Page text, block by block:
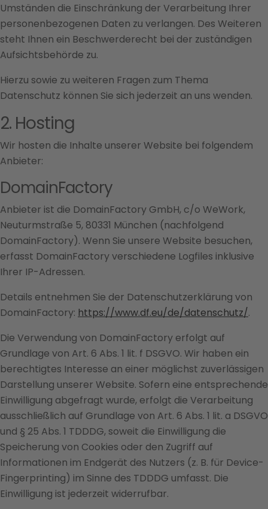
Umständen die Einschränkung der Verarbeitung Ihrer
personenbezogenen Daten zu verlangen. Des Weiteren
steht Ihnen ein Beschwerderecht bei der zuständigen
Aufsichtsbehörde zu.
Hierzu sowie zu weiteren Fragen zum Thema
Datenschutz können Sie sich jederzeit an uns wenden.
2. Hosting
Wir hosten die Inhalte unserer Website bei folgendem
Anbieter:
DomainFactory
Anbieter ist die DomainFactory GmbH, c/o WeWork,
Neuturmstraße 5, 80331 München (nachfolgend
DomainFactory). Wenn Sie unsere Website besuchen,
erfasst DomainFactory verschiedene Logfiles inklusive
Ihrer IP-Adressen.
Details entnehmen Sie der Datenschutzerklärung von
DomainFactory: https://www.df.eu/de/datenschutz/.
Die Verwendung von DomainFactory erfolgt auf
Grundlage von Art. 6 Abs. 1 lit. f DSGVO. Wir haben ein
berechtigtes Interesse an einer möglichst zuverlässigen
Darstellung unserer Website. Sofern eine entsprechende
Einwilligung abgefragt wurde, erfolgt die Verarbeitung
ausschließlich auf Grundlage von Art. 6 Abs. 1 lit. a DSGVO
und § 25 Abs. 1 TDDDG, soweit die Einwilligung die
Speicherung von Cookies oder den Zugriff auf
Informationen im Endgerät des Nutzers (z. B. für Device-
Fingerprinting) im Sinne des TDDDG umfasst. Die
Einwilligung ist jederzeit widerrufbar.